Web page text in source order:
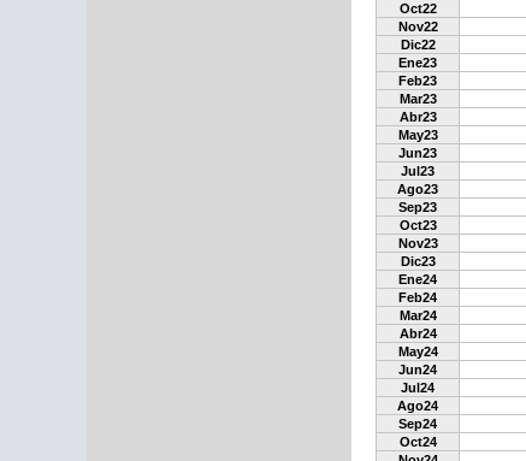
Oct22
Nov22
Dic22
Ene23
Feb23
Mar23
Abr23
May23
Jun23
Jul23
Ago23
Sep23
Oct23
Nov23
Dic23
Ene24
Feb24
Mar24
Abr24
May24
Jun24
Jul24
Ago24
Sep24
Oct24